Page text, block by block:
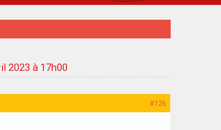
2023 à 17h00
#126